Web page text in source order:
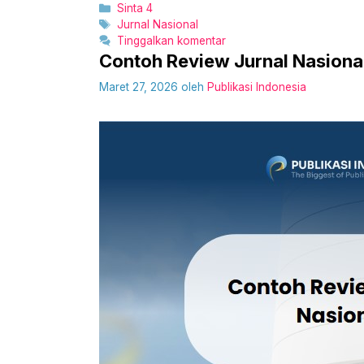
Kategori
Sinta 4
Tag
Jurnal Nasional
Tinggalkan komentar
Contoh Review Jurnal
Maret 27, 2026 oleh Publikasi Indonesia